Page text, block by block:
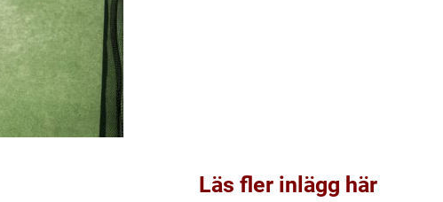
Läs fler inlägg här